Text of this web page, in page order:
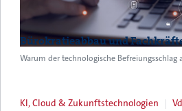
Bürokratieabbau und
Warum der technologische
KI, Cloud & Zukunftstechnologien